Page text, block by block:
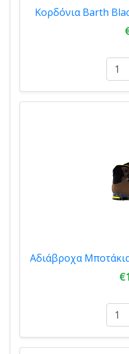
Κορδόνια Barth